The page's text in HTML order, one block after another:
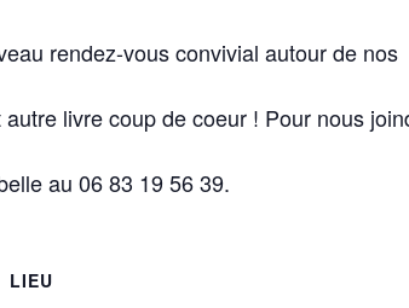
rendez-vous convivial autour de nos
livre coup de coeur ! Pour nous
au 06 83 19 56 39.
LIEU